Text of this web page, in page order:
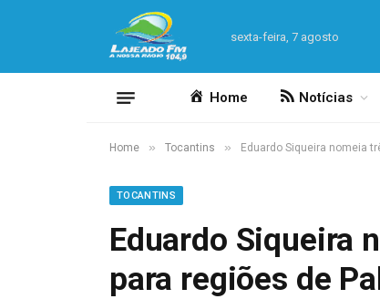
sexta-feira, 7 agosto
Home Notícias
Home » Tocantins » Eduardo Siqueira nomeia
TOCANTINS
Eduardo Siqueira
para regiões de